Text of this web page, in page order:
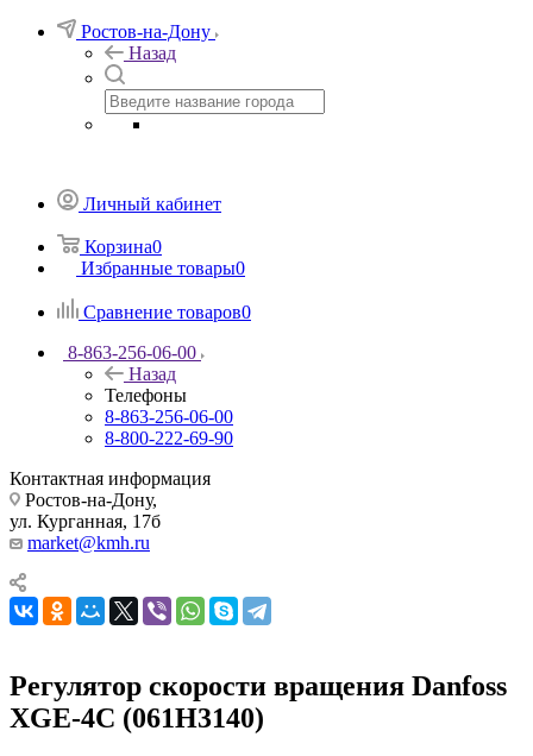
Ростов-на-Дону
Назад
Личный кабинет
Корзина0
Избранные товары0
Сравнение товаров0
8-863-256-06-00
Назад
Телефоны
8-863-256-06-00
8-800-222-69-90
Контактная информация
Ростов-на-Дону,
ул. Курганная, 17б
market@kmh.ru
Регулятор скорости вращения Danfoss
XGE-4С (061Н3140)